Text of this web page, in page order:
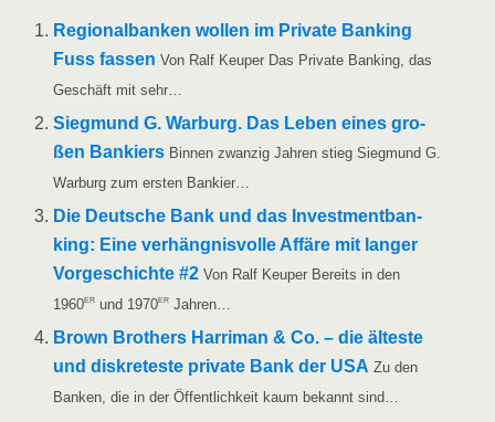
Regio­nal­ban­ken wol­len im Pri­va­te Ban­king
Fuss fas­sen Von Ralf Keu­per Das Pri­va­te Ban­king, das
Geschäft mit sehr…
Sieg­mund G. War­burg. Das Leben eines gro­
ßen Ban­kiers Bin­nen zwan­zig Jah­ren stieg Sieg­mund G.
War­burg zum ers­ten Bankier…
Die Deut­sche Bank und das Invest­ment­ban­
king: Eine ver­häng­nis­vol­le Affä­re mit lan­ger
Vor­ge­schich­te #2 Von Ralf Keu­per Bereits in den
1960er und 1970er Jahren…
Brown Brot­hers Harri­man & Co. – die ältes­te
und dis­kre­tes­te pri­va­te Bank der USA Zu den
Ban­ken, die in der Öffent­lich­keit kaum bekannt sind…